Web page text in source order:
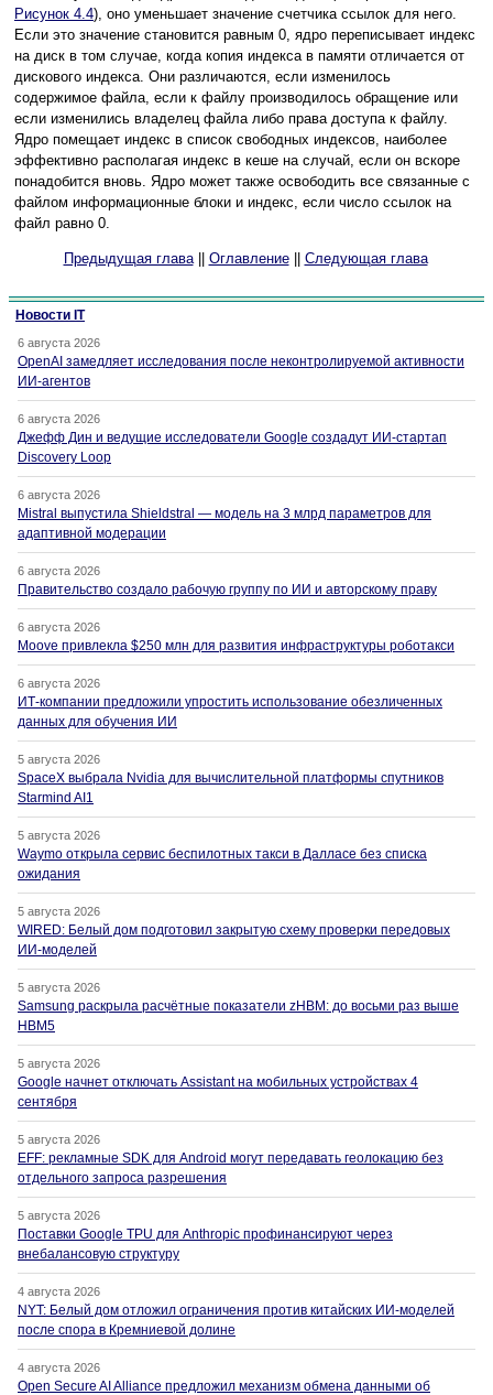
Рисунок 4.4), оно уменьшает значение счетчика ссылок для него.
Если это значение становится равным 0, ядро переписывает индекс
на диск в том случае, когда копия индекса в памяти отличается от
дискового индекса. Они различаются, если изменилось
содержимое файла, если к файлу производилось обращение или
если изменились владелец файла либо права доступа к файлу.
Ядро помещает индекс в список свободных индексов, наиболее
эффективно располагая индекс в кеше на случай, если он вскоре
понадобится вновь. Ядро может также освободить все связанные с
файлом информационные блоки и индекс, если число ссылок на
файл равно 0.
Предыдущая глава|| Оглавление|| Следующая глава
Новости IT
6 августа 2026
OpenAI замедляет исследования после неконтролируемой активности
ИИ-агентов
6 августа 2026
Джефф Дин и ведущие исследователи Google создадут ИИ-стартап
Discovery Loop
6 августа 2026
Mistral выпустила Shieldstral — модель на 3 млрд параметров для
адаптивной модерации
6 августа 2026
Правительство создало рабочую группу по ИИ и авторскому праву
6 августа 2026
Moove привлекла $250 млн для развития инфраструктуры роботакси
6 августа 2026
ИТ-компании предложили упростить использование обезличенных
данных для обучения ИИ
5 августа 2026
SpaceX выбрала Nvidia для вычислительной платформы спутников
Starmind AI1
5 августа 2026
Waymo открыла сервис беспилотных такси в Далласе без списка
ожидания
5 августа 2026
WIRED: Белый дом подготовил закрытую схему проверки передовых
ИИ-моделей
5 августа 2026
Samsung раскрыла расчётные показатели zHBM: до восьми раз выше
HBM5
5 августа 2026
Google начнет отключать Assistant на мобильных устройствах 4
сентября
5 августа 2026
EFF: рекламные SDK для Android могут передавать геолокацию без
отдельного запроса разрешения
5 августа 2026
Поставки Google TPU для Anthropic профинансируют через
внебалансовую структуру
4 августа 2026
NYT: Белый дом отложил ограничения против китайских ИИ-моделей
после спора в Кремниевой долине
4 августа 2026
Open Secure AI Alliance предложил механизм обмена данными об